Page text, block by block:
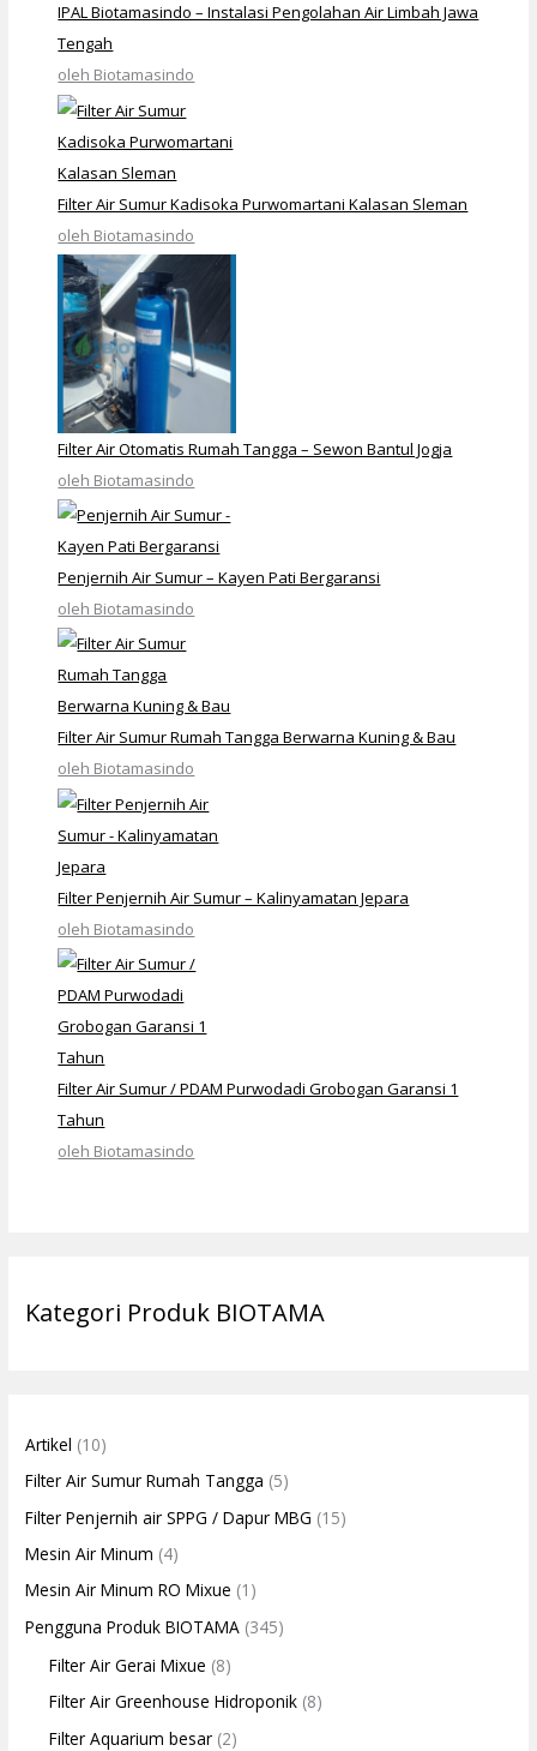
IPAL Biotamasindo – Instalasi Pengolahan Air Limbah Jawa
Tengah
oleh Biotamasindo
Filter Air Sumur Kadisoka Purwomartani Kalasan Sleman
oleh Biotamasindo
Filter Air Otomatis Rumah Tangga – Sewon Bantul Jogja
oleh Biotamasindo
Penjernih Air Sumur – Kayen Pati Bergaransi
oleh Biotamasindo
Filter Air Sumur Rumah Tangga Berwarna Kuning & Bau
oleh Biotamasindo
Filter Penjernih Air Sumur – Kalinyamatan Jepara
oleh Biotamasindo
Filter Air Sumur / PDAM Purwodadi Grobogan Garansi 1
Tahun
oleh Biotamasindo
Kategori Produk BIOTAMA
Artikel (10)
Filter Air Sumur Rumah Tangga (5)
Filter Penjernih air SPPG / Dapur MBG (15)
Mesin Air Minum (4)
Mesin Air Minum RO Mixue (1)
Pengguna Produk BIOTAMA (345)
Filter Air Gerai Mixue (8)
Filter Air Greenhouse Hidroponik (8)
Filter Aquarium besar (2)